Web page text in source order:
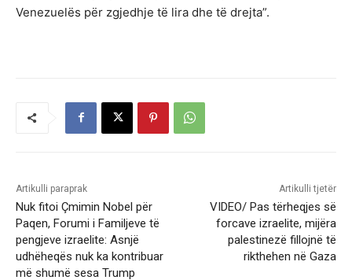
Venezuelës për zgjedhje të lira dhe të drejta”.
Artikulli paraprak
Nuk fitoi Çmimin Nobel për
Paqen, Forumi i Familjeve të
pengjeve izraelite: Asnjë
udhëheqës nuk ka kontribuar
më shumë sesa Trump
Artikulli tjetër
VIDEO/ Pas tërheqjes së
forcave izraelite, mijëra
palestinezë fillojnë të
rikthehen në Gaza